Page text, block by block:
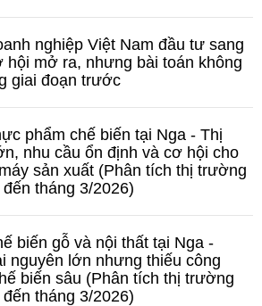
nghiệp Việt Nam đầu tư sang
hội mở ra, nhưng bài toán không
giai đoạn trước
phẩm chế biến tại Nga - Thị
nhu cầu ổn định và cơ hội cho
sản xuất (Phân tích thị trường
tháng 3/2026)
biến gỗ và nội thất tại Nga -
nguyên lớn nhưng thiếu công
biến sâu (Phân tích thị trường
tháng 3/2026)